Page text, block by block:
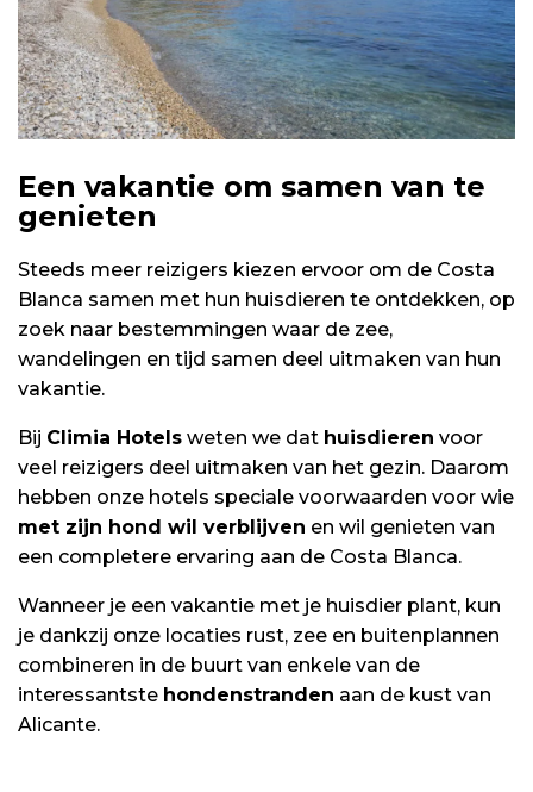
Een vakantie om samen van te
genieten
Steeds meer reizigers kiezen ervoor om de Costa
Blanca samen met hun huisdieren te ontdekken, op
zoek naar bestemmingen waar de zee,
wandelingen en tijd samen deel uitmaken van hun
vakantie.
Bij Climia Hotels weten we dat huisdieren voor
veel reizigers deel uitmaken van het gezin. Daarom
hebben onze hotels speciale voorwaarden voor wie
met zijn hond wil verblijven en wil genieten van
een completere ervaring aan de Costa Blanca.
Wanneer je een vakantie met je huisdier plant, kun
je dankzij onze locaties rust, zee en buitenplannen
combineren in de buurt van enkele van de
interessantste hondenstranden aan de kust van
Alicante.